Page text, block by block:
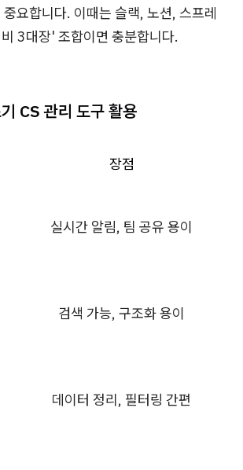
요합니다. 이때는 슬랙, 노션, 스프레
3대장' 조합이면 충분합니다.
CS 관리 도구 활용
장점
실시간 알림, 팀 공유 용이
검색 가능, 구조화 용이
데이터 정리, 필터링 간편